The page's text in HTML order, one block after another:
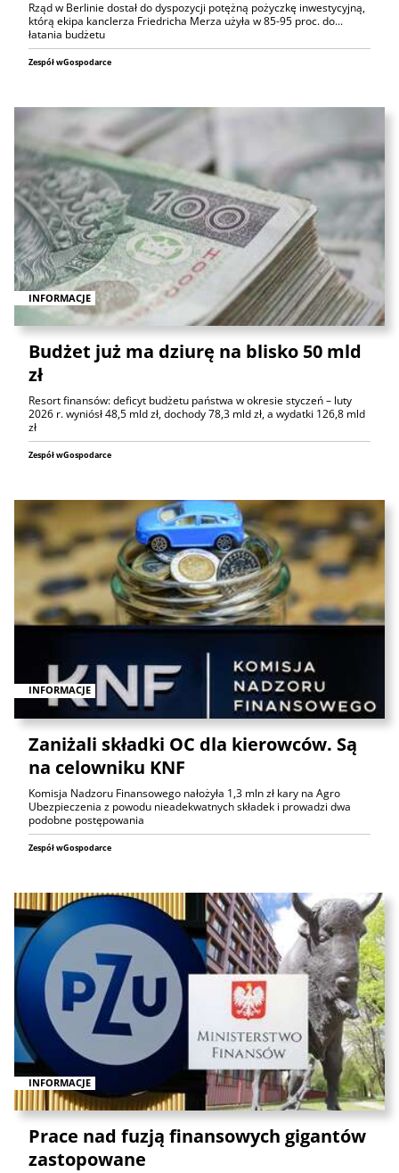
Rząd w Berlinie dostał do dyspozycji potężną pożyczkę inwestycyjną,
którą ekipa kanclerza Friedricha Merza użyła w 85-95 proc. do...
łatania budżetu
Zespół wGospodarce
INFORMACJE
Budżet już ma dziurę na blisko 50 mld
zł
Resort finansów: deficyt budżetu państwa w okresie styczeń – luty
2026 r. wyniósł 48,5 mld zł, dochody 78,3 mld zł, a wydatki 126,8 mld
zł
Zespół wGospodarce
INFORMACJE
Zaniżali składki OC dla kierowców. Są
na celowniku KNF
Komisja Nadzoru Finansowego nałożyła 1,3 mln zł kary na Agro
Ubezpieczenia z powodu nieadekwatnych składek i prowadzi dwa
podobne postępowania
Zespół wGospodarce
INFORMACJE
Prace nad fuzją finansowych gigantów
zastopowane